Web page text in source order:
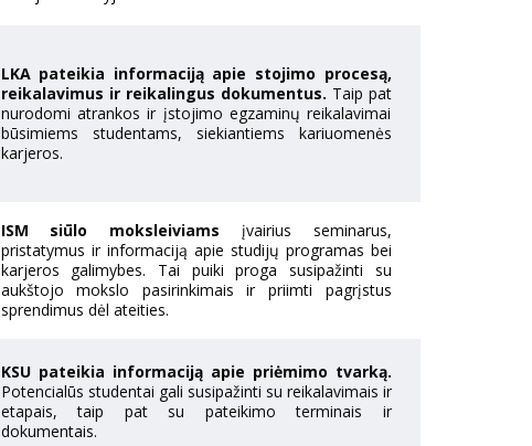
LKA pateikia informaciją apie stojimo procesą,
reikalavimus ir reikalingus dokumentus. Taip pat
nurodomi atrankos ir įstojimo egzaminų reikalavimai
būsimiems studentams, siekiantiems kariuomenės
karjeros.
ISM siūlo moksleiviams įvairius seminarus,
pristatymus ir informaciją apie studijų programas bei
karjeros galimybes. Tai puiki proga susipažinti su
aukštojo mokslo pasirinkimais ir priimti pagrįstus
sprendimus dėl ateities.
KSU pateikia informaciją apie priėmimo tvarką.
Potencialūs studentai gali susipažinti su reikalavimais ir
etapais, taip pat su pateikimo terminais ir
dokumentais.